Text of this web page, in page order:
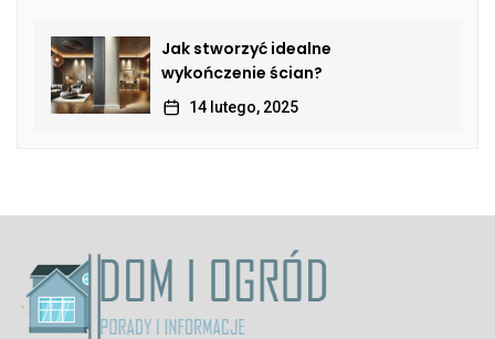
Jak stworzyć idealne
wykończenie ścian?
14 lutego, 2025